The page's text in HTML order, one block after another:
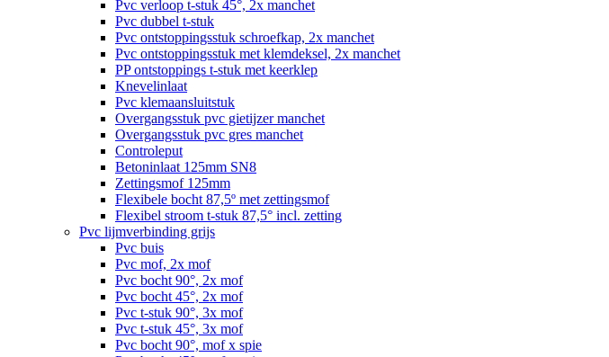
Pvc verloop t-stuk 45°, 2x manchet
Pvc dubbel t-stuk
Pvc ontstoppingsstuk schroefkap, 2x manchet
Pvc ontstoppingsstuk met klemdeksel, 2x manchet
PP ontstoppings t-stuk met keerklep
Knevelinlaat
Pvc klemaansluitstuk
Overgangsstuk pvc gietijzer manchet
Overgangsstuk pvc gres manchet
Controleput
Betoninlaat 125mm SN8
Zettingsmof 125mm
Flexibele bocht 87,5º met zettingsmof
Flexibel stroom t-stuk 87,5° incl. zetting
Pvc lijmverbinding grijs
Pvc buis
Pvc mof, 2x mof
Pvc bocht 90°, 2x mof
Pvc bocht 45°, 2x mof
Pvc t-stuk 90°, 3x mof
Pvc t-stuk 45°, 3x mof
Pvc bocht 90°, mof x spie